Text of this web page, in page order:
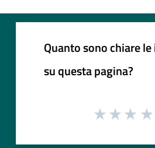
Quanto sono chiare
su questa pagina?